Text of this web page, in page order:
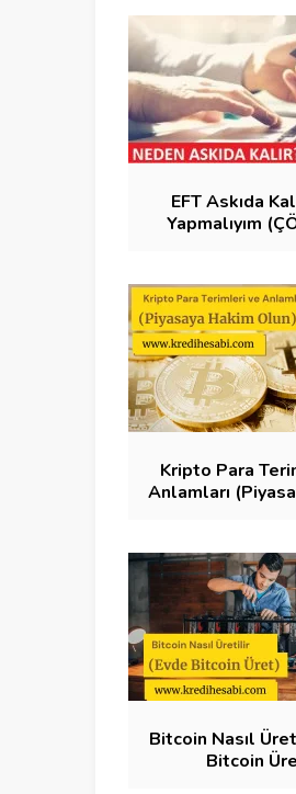
EFT Askıda
Yapmalıyım
Kripto Para
Anlamları
Bitcoin Nasıl
Bitcoin